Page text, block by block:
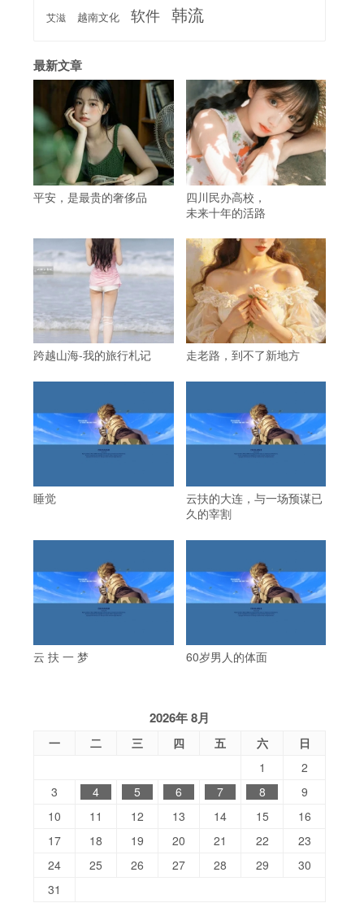
艾滋 越南文化 软件 韩流
最新文章
平安，是最贵的奢侈品
四川民办高校，
未来十年的活路
跨越山海-我的旅行札记 走老路，到不了新地方
睡觉
云扶的大连，与一场预谋已
久的宰割
云 扶 一 梦 60岁男人的体面
2026年 8月
一 二 三 四 五 六
日
1
2
3
4 5 6 7 8
9
10
11 12 13 14 15
16
17
18 19 20 21 22
23
24
25 26 27 28 29
30
31